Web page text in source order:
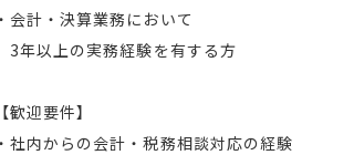
・会計・決算業務において
3年以上の実務経験を有する方
【歓迎要件】
・社内からの会計・税務相談対応の経験